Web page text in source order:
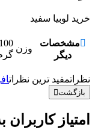
خرید لوبیا سفید
مشخصات
دیگر
وزن
نظراتمفید ترین نظرات
بازگشت
امتیاز کاربران